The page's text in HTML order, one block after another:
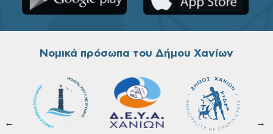
Νομικά πρόσωπα του Δήμου Χανίων
←
→